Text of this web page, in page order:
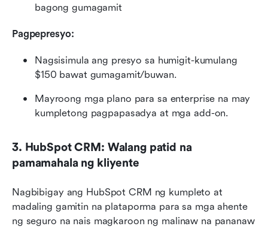
bagong gumagamit
Pagpepresyo:
Nagsisimula ang presyo sa humigit-kumulang
$150 bawat gumagamit/buwan.
Mayroong mga plano para sa enterprise na may
kumpletong pagpapasadya at mga add-on.
3. HubSpot CRM: Walang patid na
pamamahala ng kliyente
Nagbibigay ang HubSpot CRM ng kumpleto at
madaling gamitin na plataporma para sa mga ahente
ng seguro na nais magkaroon ng malinaw na pananaw